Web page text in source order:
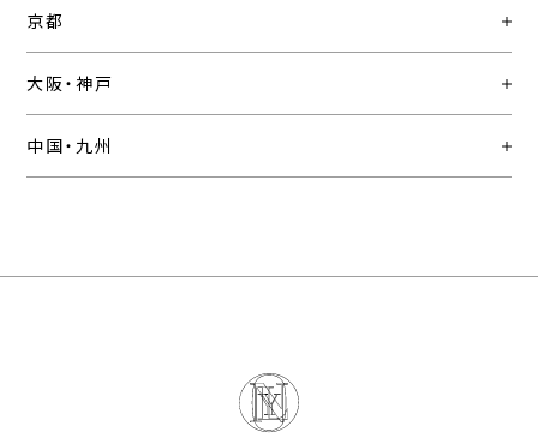
京都
大阪・神戸
中国・九州